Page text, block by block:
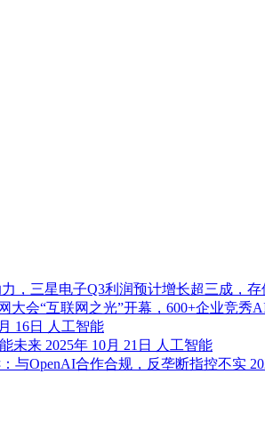
，三星电子Q3利润预计增长超三成，
大会“互联网之光”开幕，600+企业竞秀
16日
人工智能
未来 2025年 10月 21日
人工智能
与OpenAI合作合规，反垄断指控不实